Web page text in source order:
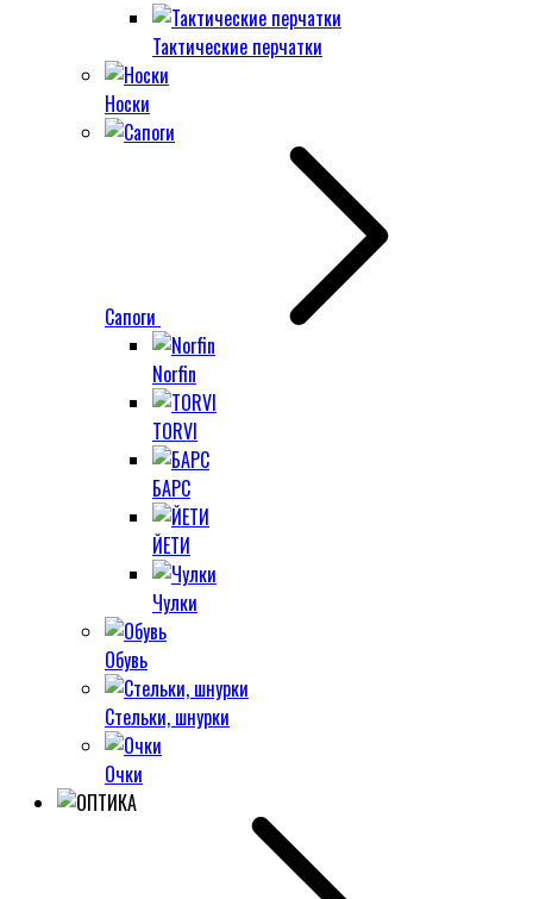
Тактические перчатки
Носки
Сапоги
Norfin
TORVI
БАРС
ЙЕТИ
Чулки
Обувь
Стельки, шнурки
Очки